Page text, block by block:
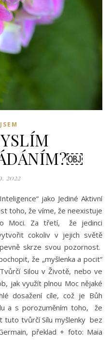
2022
toho, že víme, že neexistuje
Moci. Za třetí, že jedinci
cokoliv v jejich světě
skrze svou pozornost.
že „myšlenka a pocit“
Silou v Životě, nebo ve
jak využít plnou Moc nějaké
dosažení cíle, což je Bůh
a s porozuměním toho, že
tuto tvůrčí Sílu myšlenky bez
překlad + foto: Maia